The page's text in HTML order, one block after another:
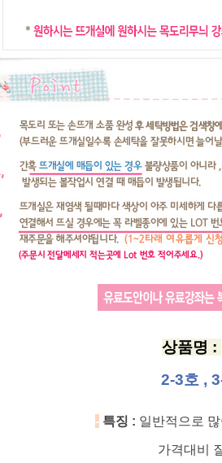
상품명 :
2-3호 ,
- 특징 : 일반적으로
가격대비